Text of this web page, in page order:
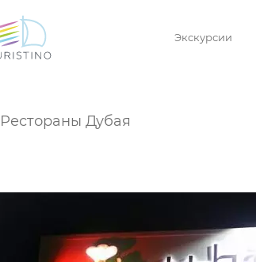
Экскурсии
Рестораны Дубая